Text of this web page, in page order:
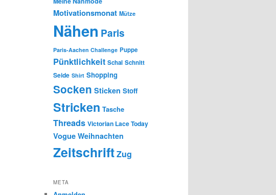
Motivationsmonat Mütze
Nähen Paris
Paris-Aachen Challenge Puppe
Pünktlichkeit Schal Schnitt
Seide Shirt Shopping
Socken Sticken Stoff
Stricken Tasche
Threads Victorian Lace Today
Vogue Weihnachten
ZeitschriftZug
META